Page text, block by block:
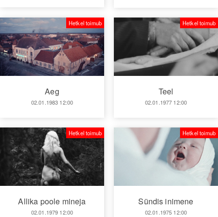
Aeg
02.01.1983 12:00
Hetkel toimub
Teel
02.01.1977 12:00
Hetkel toimub
Allika poole mineja
02.01.1979 12:00
Hetkel toimub
Sündis inimene
02.01.1975 12:00
Hetkel toimub